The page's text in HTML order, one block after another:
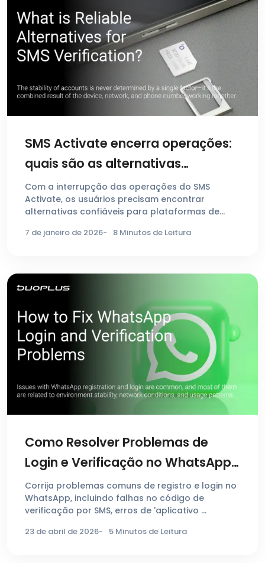
SMS Activate encerra operações:
quais são as alternativas
confiáveis para receber códigos
de verificação por SMS?
Com a interrupção das operações do SMS
Activate, os usuários precisam encontrar
alternativas confiáveis para plataformas de
7 de janeiro de 2026 8 Minutos de Leitura
Como Resolver Problemas de
Login e Verificação no WhatsApp
(Guia Completo)
Corrija problemas comuns de registro e login no
WhatsApp, incluindo falhas no código de
verificação por SMS, erros de 'aplicativo …
23 de abril de 2026 5 Minutos de Leitura